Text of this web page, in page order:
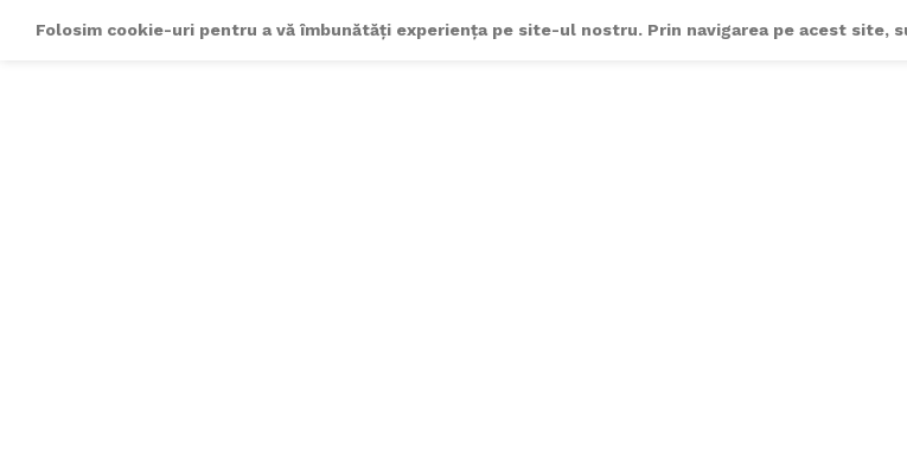
Folosim cookie-uri pentru a vă îmbunătăți experiența pe site-ul nostru. Prin navigarea pe acest site,